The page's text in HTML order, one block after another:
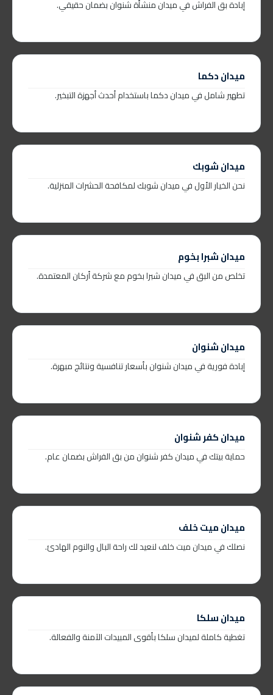
إبادة بق الفراش في ميدان منشأة شنوان بضمان حقيقي.
ميدان دكما
تطهير شامل في ميدان دكما باستخدام أحدث أجهزة التبخير.
ميدان شوبك
نحن الخيار الأول في ميدان شوبك لمكافحة الحشرات المنزلية.
ميدان شبرا بخوم
تخلص من البق في ميدان شبرا بخوم مع شركة أركان المعتمدة.
ميدان شنوان
إبادة فورية في ميدان شنوان بأسعار تنافسية ونتائج مبهرة.
ميدان كفر شنوان
حماية بيتك في ميدان كفر شنوان من بق الفراش بضمان عام.
ميدان ميت خلف
نصلك في ميدان ميت خلف لنعيد لك راحة البال والنوم الهادئ.
ميدان سلكا
تغطية كاملة لميدان سلكا بأقوى المبيدات الآمنة والفعالة.